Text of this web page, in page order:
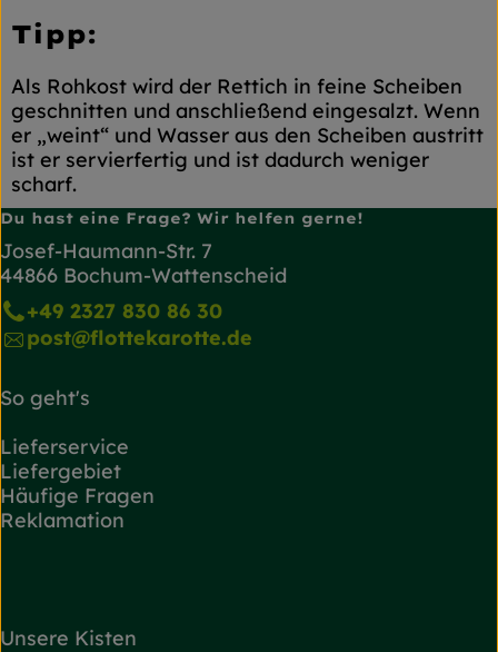
Tipp:
Als Rohkost wird der Rettich in feine Scheiben
geschnitten und anschließend eingesalzt. Wenn
er „weint“ und Wasser aus den Scheiben austritt
ist er servierfertig und ist dadurch weniger
scharf.
Du hast eine Frage? Wir helfen gerne!
Josef-Haumann-Str. 7
44866 Bochum-Wattenscheid
+49 2327 830 86 30
post@flottekarotte.de
So geht's
Lieferservice
Liefergebiet
Häufige Fragen
Reklamation
Unsere Kisten